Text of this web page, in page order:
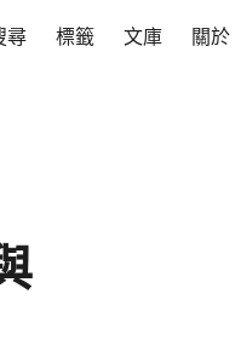
尋 標籤 文庫 關於